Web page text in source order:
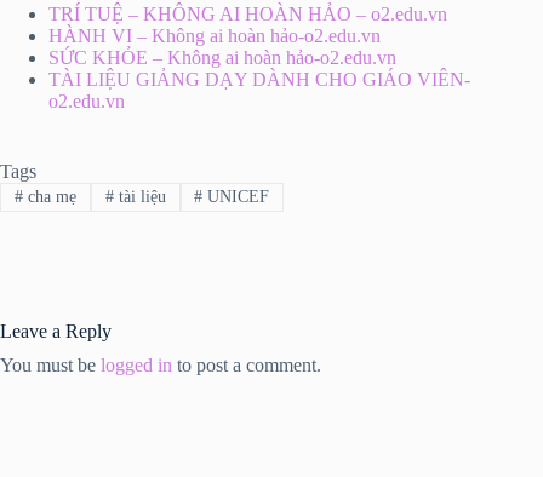
TRÍ TUỆ – KHÔNG AI HOÀN HẢO – o2.edu.vn
HÀNH VI – Không ai hoàn hảo-o2.edu.vn
SỨC KHỎE – Không ai hoàn hảo-o2.edu.vn
TÀI LIỆU GIẢNG DẠY DÀNH CHO GIÁO VIÊN-
o2.edu.vn
Tags
#cha mẹ #tài liệu # UNICEF
Leave a Reply
You must be logged in to post a comment.